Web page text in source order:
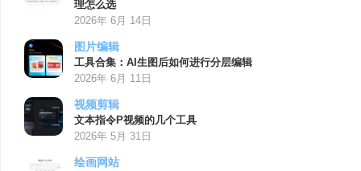
理怎么选
2026年 6月 14日
图片编辑
工具合集：AI生图后如何进行分层编辑
2026年 6月 11日
视频剪辑
文本指令P视频的几个工具
2026年 5月 31日
绘画网站